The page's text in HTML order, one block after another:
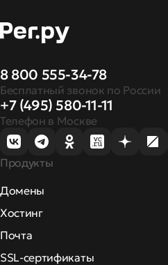
8 800 555-34-78
Бесплатный звонок по России
+7 (495) 580-11-11
Телефон в Москве
Продукты
Домены
Хостинг
Почта
SSL-сертификаты